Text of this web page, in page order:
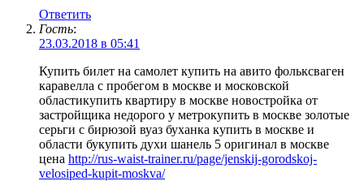
Ответить
Гость:
23.03.2018 в 05:41
Купить билет на самолет купить на авито фольксваген
каравелла с пробегом в москве и московской
областикупить квартиру в москве новостройка от
застройщика недорого у метрокупить в москве золотые
серьги с бирюзой вуаз буханка купить в москве и
области букупить духи шанель 5 оригинал в москве
цена http://rus-waist-trainer.ru/page/jenskij-gorodskoj-
velosiped-kupit-moskva/